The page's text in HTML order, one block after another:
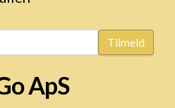
Tilmeld
ApS